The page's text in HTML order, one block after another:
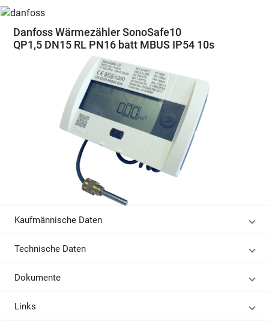
Danfoss Wärmezähler SonoSafe10
QP1,5 DN15 RL PN16 batt MBUS IP54 10s
Kaufmännische Daten
Technische Daten
Dokumente
Links